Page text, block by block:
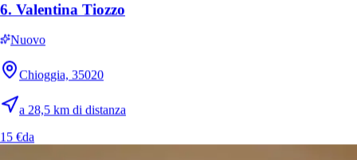
6. Valentina Tiozzo
Nuovo
Chioggia, 35020
a 28,5 km di distanza
15 €da